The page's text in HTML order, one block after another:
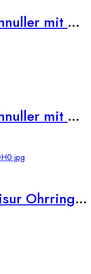
585er Gold Baby Schnuller mit Motiv Marienkäfer
585er Gold Baby Schnuller mit Motiv Maus
585er Gold Klappbrisur Ohrringe Herz Model